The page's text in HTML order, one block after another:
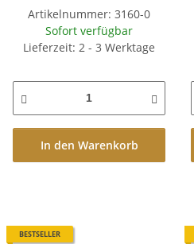
Nickel, gloss
Artikelnummer: 3160-0
Sofort verfügbar
Lieferzeit: 2 - 3 Werktage
In den Warenkorb
BESTSELLER